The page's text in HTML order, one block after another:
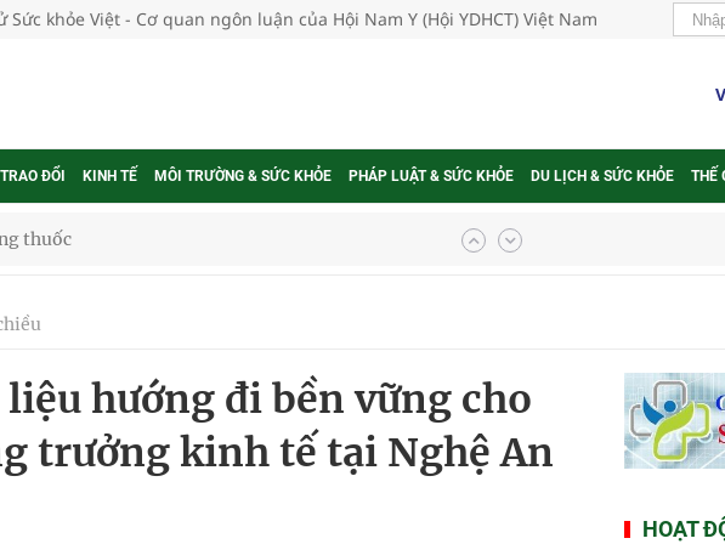
Sức khỏe Việt - Cơ quan ngôn luận của Hội Nam Y (Hội YDHCT) Việt Nam
ĐỔI KINH TẾ MÔI TRƯỜNG & SỨC KHỎE PHÁP LUẬT & SỨC KHỎE DU LỊCH & SỨC KHỎE THẾ
thuốc
khám sàng lọc cho người dân
cực hiệu quả
gia
hướng đi bền vững cho
trưởng kinh tế tại Nghệ An
HOẠT